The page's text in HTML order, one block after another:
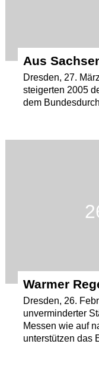
Aus
Dresden, 27.
steigerten 2005
dem
Warmer
Dresden, 26.
unverminderter
Messen wie auf
unterstützen das